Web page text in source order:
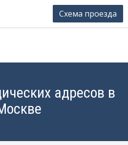
Схема проезда
адресов в